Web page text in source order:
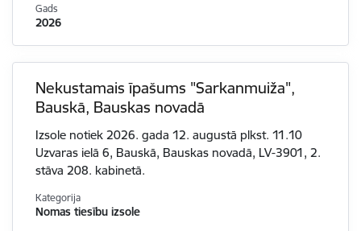
Gads
2026
Nekustamais īpašums "Sarkanmuiža",
Bauskā, Bauskas novadā
Izsole notiek 2026. gada 12. augustā plkst. 11.10
Uzvaras ielā 6, Bauskā, Bauskas novadā, LV-3901, 2.
stāva 208. kabinetā.
Kategorija
Nomas tiesību izsole